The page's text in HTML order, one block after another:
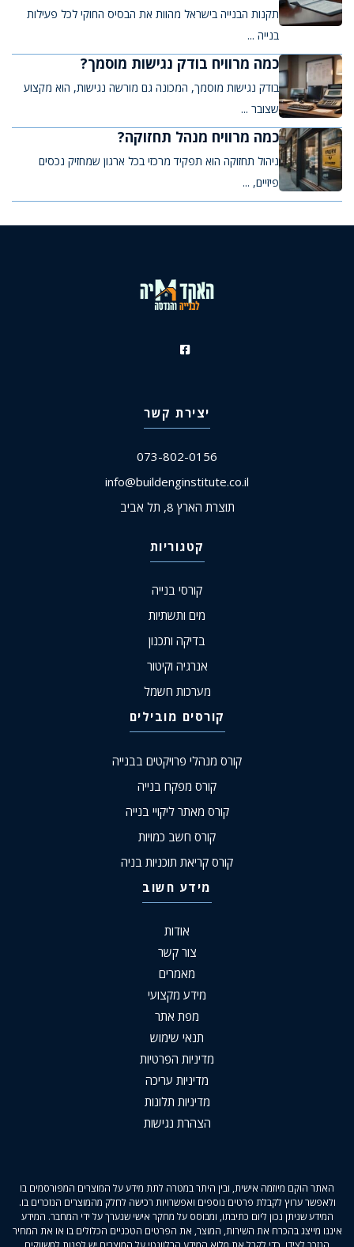
תקנות הבנייה בישראל מהוות את הבסיס החוקי לכל פעילות
בנייה ...
כמה מרוויח בודק נגישות מוסמך?
בודק נגישות מוסמך, המכונה גם מורשה נגישות, הוא מקצוע
שצובר ...
כמה מרוויח מנהל תחזוקה?
ניהול תחזוקה הוא תפקיד מרכזי בכל ארגון שמחזיק נכסים
פיזיים, ...
יצירת קשר
073-802-0156
info@buildenginstitute.co.il
תוצרת הארץ 8, תל אביב
קטגוריות
קורסי בנייה
מים ותשתיות
בדיקה ותכנון
אנרגיה וקיטור
מערכות חשמל
קורסים מובילים
קורס מנהלי פרויקטים בבנייה
קורס מפקח בנייה
קורס מאתר ליקויי בנייה
קורס חשב כמויות
קורס קריאת תוכניות בניה
מידע חשוב
אודות
צור קשר
מאמרים
מידע מקצועי
מפת אתר
תנאי שימוש
מדיניות הפרטיות
מדיניות עריכה
מדיניות תלונות
הצהרת נגישות
האתר הוקם מיוזמה אישית, ובין היתר במטרה לתת מידע על המוצרים המפורסמים בו
ולאפשר ערוץ לקבלת פרטים נוספים ואפשרויות רכישה לחלק מהמוצרים הנזכרים בו.
המידע שניתן נכון ליום כתיבתו, ומבוסס על מחקר אישי שנערך על ידי המחבר. המידע
איננו מייצג בהכרח את השירות, המוצר, את הפרטים הטכניים הכלולים בו או את המחיר